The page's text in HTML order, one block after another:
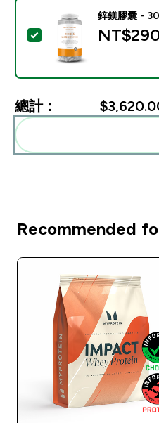
選取此商品 - 鋅鎂膠囊 -
鋅鎂膠囊 -
總計：
Recommended